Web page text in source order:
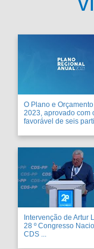
O Plano e
2023, aprovado com
favorável de seis
Intervenção de Artur
28 º Congresso
CDS ...